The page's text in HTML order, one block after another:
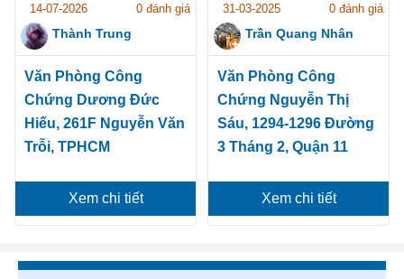
14-07-2026 0 đánh giá
Thành Trung
Văn Phòng Công
Chứng Dương Đức
Hiếu, 261F Nguyễn Văn
Trỗi, TPHCM
Xem chi tiết
31-03-2025 0 đánh giá
Trần Quang Nhân
Văn Phòng Công
Chứng Nguyễn Thị
Sáu, 1294-1296 Đường
3 Tháng 2, Quận 11
Xem chi tiết